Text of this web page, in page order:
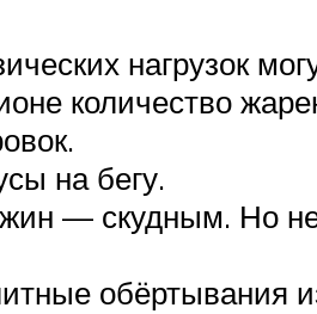
нагрузок
количество
на бегу.
— скудным. Но
обёртывания